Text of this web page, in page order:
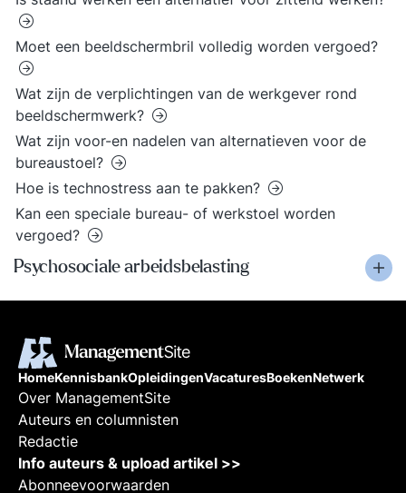
Moet een beeldschermbril volledig worden vergoed?
Wat zijn de verplichtingen van de werkgever rond
beeldschermwerk?
Wat zijn voor-en nadelen van alternatieven voor de
bureaustoel?
Hoe is technostress aan te pakken?
Kan een speciale bureau- of werkstoel worden
vergoed?
Psychosociale arbeidsbelasting
HomeKennisbankOpleidingenVacaturesBoekenNetwerk
Over ManagementSite
Auteurs en columnisten
Redactie
Info auteurs & upload artikel >>
Abonneevoorwaarden